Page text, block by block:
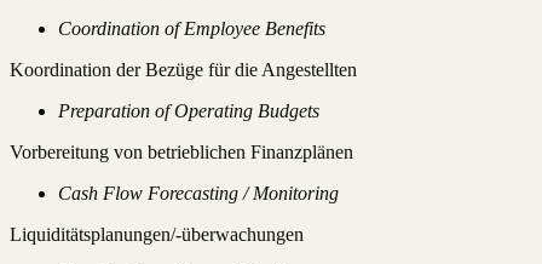
Coordination of Employee Benefits
Koordination der Bezüge für die Angestellten
Preparation of Operating Budgets
Vorbereitung von betrieblichen Finanzplänen
Cash Flow Forecasting / Monitoring
Liquiditätsplanungen/-überwachungen